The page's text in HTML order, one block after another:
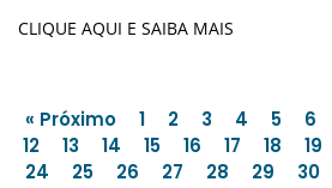
CLIQUE AQUI E SAIBA MAIS
« Próximo 1 2 3 4 5 6
12
13 14 15 16 17 18 19
24
25 26 27 28 29 30